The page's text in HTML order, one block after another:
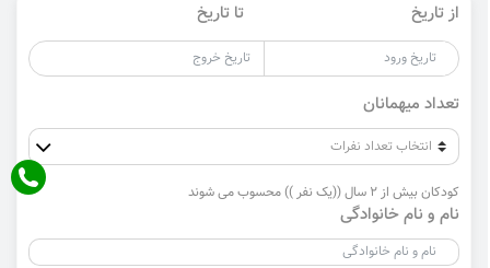
از تاریخ تا تاریخ
تعداد میهمانان
کودکان بیش از 2 سال ((یک نفر )) محسوب می شوند
نام و نام خانوادگی